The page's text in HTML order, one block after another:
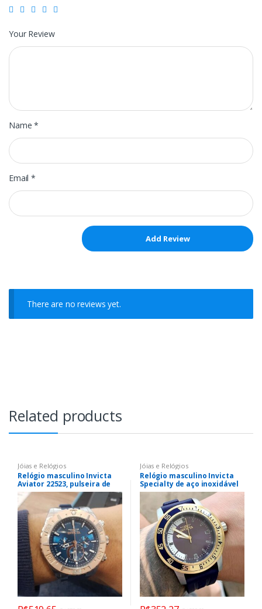
Your Review
Name*
Email*
There are no reviews yet.
Related products
Jóias e Relógios
Relógio masculino Invicta
Aviator 22523, pulseira de
silicone, azul
Jóias e Relógios
Relógio masculino Invicta
Specialty de aço inoxidável